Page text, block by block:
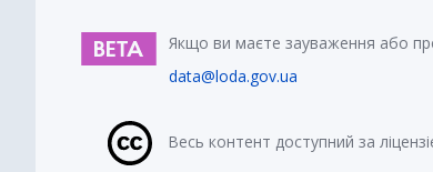
Якщо ви маєте зауваження або
data@loda.gov.ua
Весь контент доступний за